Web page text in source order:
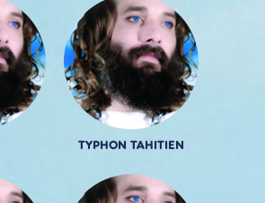
TYPHON TAHITIEN